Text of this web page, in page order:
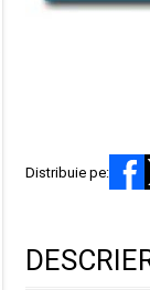
Distribuie pe: